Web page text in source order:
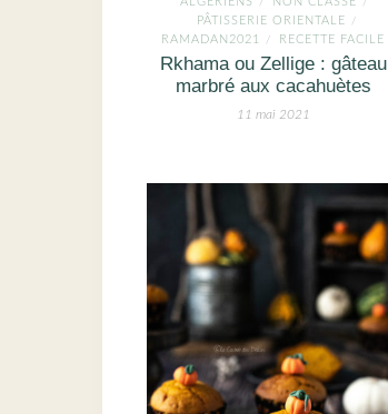
PÂTISSERIE ORIENTALE /
RAMADAN2021 / RECETTE FACILE
Rkhama ou Zellige : gâteau
marbré aux cacahuètes
11 mai 2021